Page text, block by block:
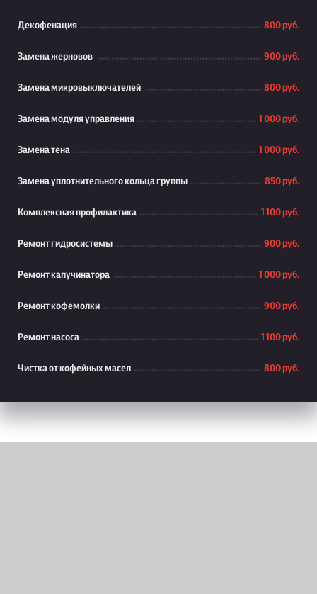
Декофенация 800 руб.
Замена жерновов 900 руб.
Замена микровыключателей 800 руб.
Замена модуля управления 1 000 руб.
Замена тена 1 000 руб.
Замена уплотнительного кольца группы 850 руб.
Комплексная профилактика 1 100 руб.
Ремонт гидросистемы 900 руб.
Ремонт капучинатора 1 000 руб.
Ремонт кофемолки 900 руб.
Ремонт насоса 1 100 руб.
Чистка от кофейных масел 800 руб.